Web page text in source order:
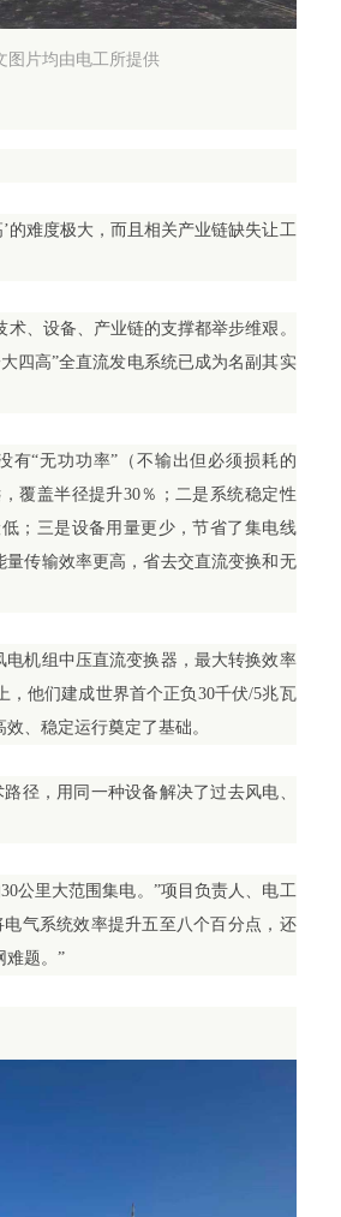
图片均由电工所提供
的难度极大，而且相关产业链缺失让工
、设备、产业链的支撑都举步维艰。
四高”全直流发电系统已成为名副其实
有“无功功率”（不输出但必须损耗的
覆盖半径提升30％；二是系统稳定性
；三是设备用量更少，节省了集电线
传输效率更高，省去交直流变换和无
机组中压直流变换器，最大转换效率
，他们建成世界首个正负30千伏/5兆瓦
、稳定运行奠定了基础。
径，用同一种设备解决了过去风电、
公里大范围集电。”项目负责人、电工
气系统效率提升五至八个百分点，还
难题。”